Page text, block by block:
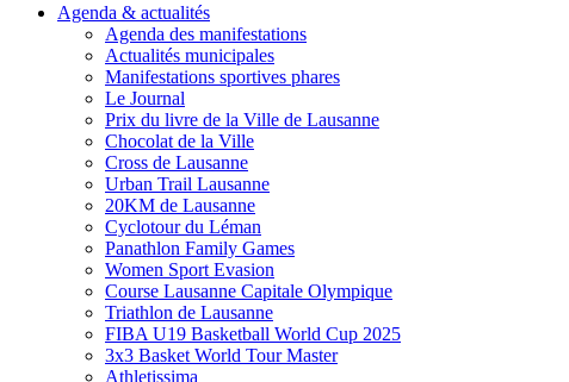
Agenda & actualités
Agenda des manifestations
Actualités municipales
Manifestations sportives phares
Le Journal
Prix du livre de la Ville de Lausanne
Chocolat de la Ville
Cross de Lausanne
Urban Trail Lausanne
20KM de Lausanne
Cyclotour du Léman
Panathlon Family Games
Women Sport Evasion
Course Lausanne Capitale Olympique
Triathlon de Lausanne
FIBA U19 Basketball World Cup 2025
3x3 Basket World Tour Master
Athletissima